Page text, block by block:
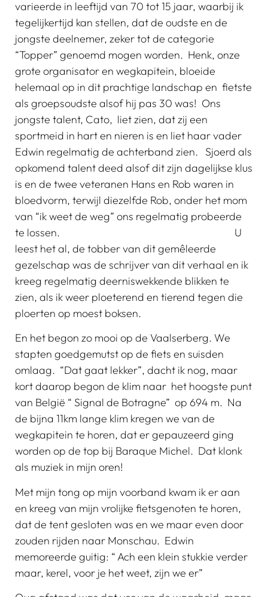
varieerde in leeftijd van 70 tot 15 jaar, waarbij ik
tegelijkertijd kan stellen, dat de oudste en de
jongste deelnemer, zeker tot de categorie
“Topper” genoemd mogen worden. Henk, onze
grote organisator en wegkapitein, bloeide
helemaal op in dit prachtige landschap en fietste
als groepsoudste alsof hij pas 30 was! Ons
jongste talent, Cato, liet zien, dat zij een
sportmeid in hart en nieren is en liet haar vader
Edwin regelmatig de achterband zien. Sjoerd als
opkomend talent deed alsof dit zijn dagelijkse klus
is en de twee veteranen Hans en Rob waren in
bloedvorm, terwijl diezelfde Rob, onder het mom
van “ik weet de weg” ons regelmatig probeerde
te lossen. U
leest het al, de tobber van dit gemêleerde
gezelschap was de schrijver van dit verhaal en ik
kreeg regelmatig deerniswekkende blikken te
zien, als ik weer ploeterend en tierend tegen die
ploerten op moest boksen.
En het begon zo mooi op de Vaalserberg. We
stapten goedgemutst op de fiets en suisden
omlaag. “Dat gaat lekker”, dacht ik nog, maar
kort daarop begon de klim naar het hoogste punt
van België “ Signal de Botragne” op 694 m. Na
de bijna 11km lange klim kregen we van de
wegkapitein te horen, dat er gepauzeerd ging
worden op de top bij Baraque Michel. Dat klonk
als muziek in mijn oren!
Met mijn tong op mijn voorband kwam ik er aan
en kreeg van mijn vrolijke fietsgenoten te horen,
dat de tent gesloten was en we maar even door
zouden rijden naar Monschau. Edwin
memoreerde guitig: “ Ach een klein stukkie verder
maar, kerel, voor je het weet, zijn we er”